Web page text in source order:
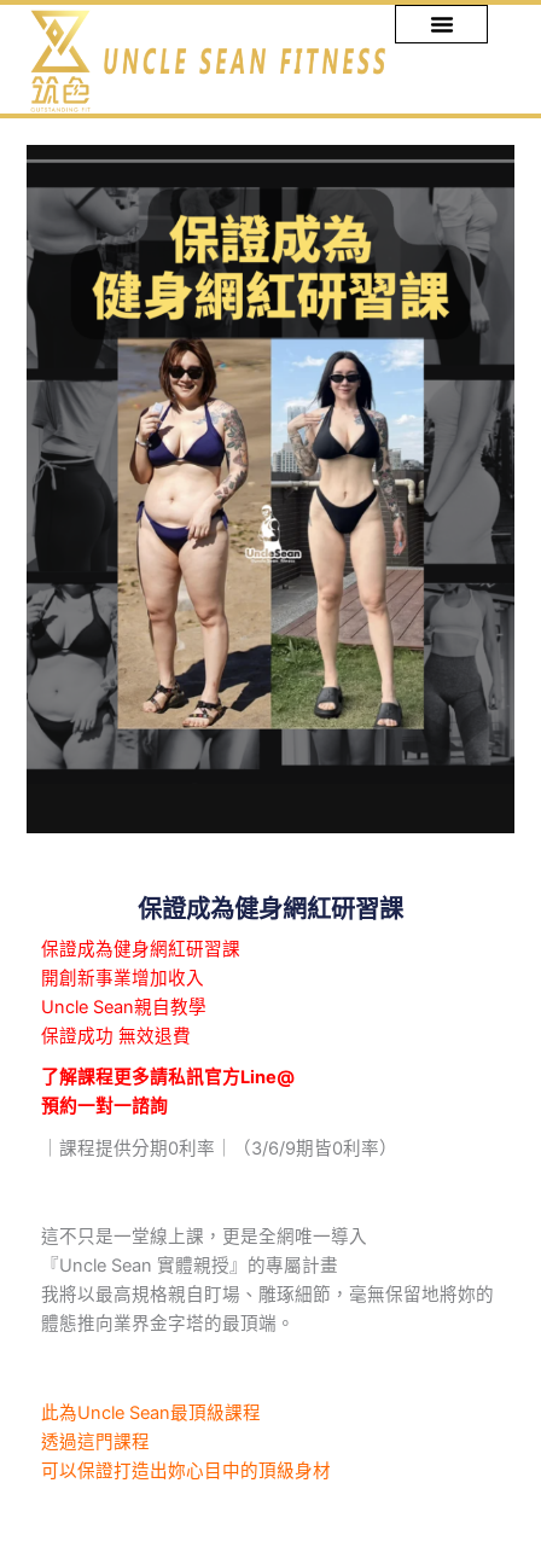
保證成為健身網紅研習課
保證成為健身網紅研習課
開創新事業增加收入
Uncle Sean親自教學
保證成功 無效退費
了解課程更多請私訊官方Line@
預約一對一諮詢
｜課程提供分期0利率｜（3/6/9期皆0利率）
這不只是一堂線上課，更是全網唯一導入
『Uncle Sean 實體親授』的專屬計畫
我將以最高規格親自盯場、雕琢細節，毫無保留地將妳的
體態推向業界金字塔的最頂端。
此為Uncle Sean最頂級課程
透過這門課程
可以保證打造出妳心目中的頂級身材